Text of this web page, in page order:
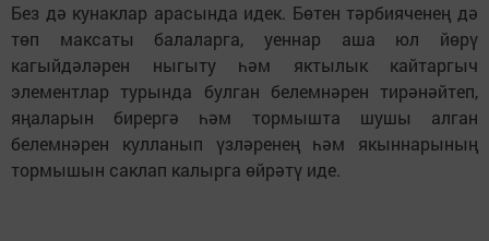
Без дә кунаклар арасында идек. Бөтен тәрбияченең дә
төп максаты балаларга, уеннар аша юл йөрү
кагыйдәләрен ныгыту һәм яктылык кайтаргыч
элементлар турында булган белемнәрен тирәнәйтеп,
яңаларын бирергә һәм тормышта шушы алган
белемнәрен кулланып үзләренең һәм якыннарының
тормышын саклап калырга өйрәтү иде.